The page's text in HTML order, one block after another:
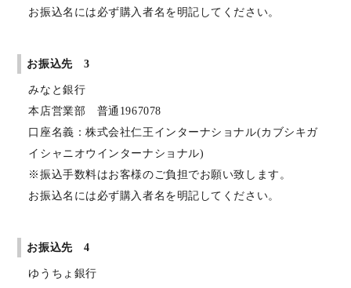
お振込名には必ず購入者名を明記してください。
お振込先 3
みなと銀行
本店営業部 普通1967078
口座名義：株式会社仁王インターナショナル(カブシキガ
イシャニオウインターナショナル)
※振込手数料はお客様のご負担でお願い致します。
お振込名には必ず購入者名を明記してください。
お振込先 4
ゆうちょ銀行